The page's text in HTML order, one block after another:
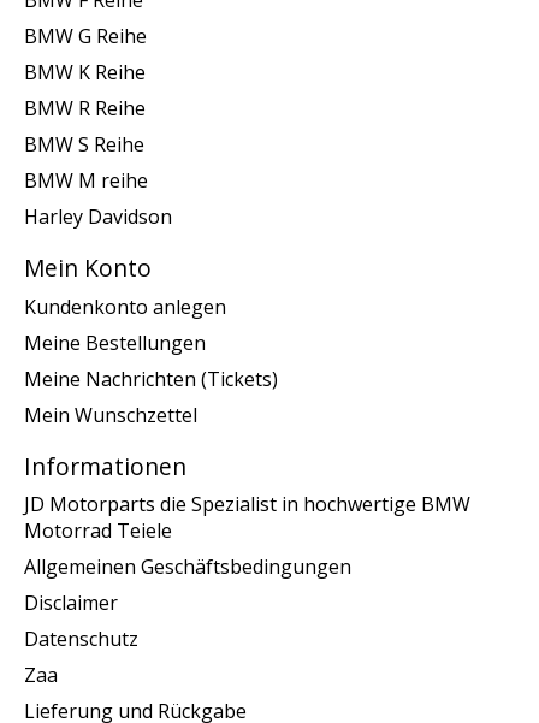
BMW G Reihe
BMW K Reihe
BMW R Reihe
BMW S Reihe
BMW M reihe
Harley Davidson
Mein Konto
Kundenkonto anlegen
Meine Bestellungen
Meine Nachrichten (Tickets)
Mein Wunschzettel
Informationen
JD Motorparts die Spezialist in hochwertige BMW
Motorrad Teiele
Allgemeinen Geschäftsbedingungen
Disclaimer
Datenschutz
Zaa
Lieferung und Rückgabe